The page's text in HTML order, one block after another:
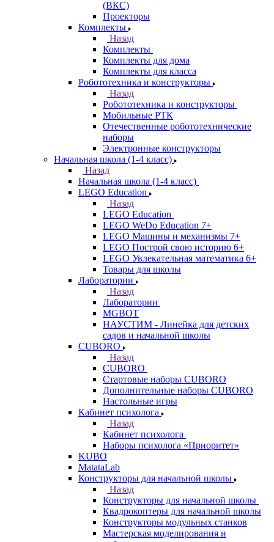
(ВКС)
Проекторы
Комплекты
Назад
Комплекты
Комплекты для дома
Комплекты для класса
Робототехника и конструкторы
Назад
Робототехника и конструкторы
Мобильные РТК
Отечественные робототехнические
наборы
Электронные конструкторы
Начальная школа (1-4 класс)
Назад
Начальная школа (1-4 класс)
LEGO Education
Назад
LEGO Education
LEGO WeDo Education 7+
LEGO Машины и механизмы 7+
LEGO Построй свою историю 6+
LEGO Увлекательная математика 6+
Товары для школы
Лаборатории
Назад
Лаборатории
MGBOT
НАУСТИМ - Линейка для детских
садов и начальной школы
CUBORO
Назад
CUBORO
Стартовые наборы CUBORO
Дополнительные наборы CUBORO
Настольные игры
Кабинет психолога
Назад
Кабинет психолога
Наборы психолога «Приоритет»
KUBO
MatataLab
Конструкторы для начальной школы
Назад
Конструкторы для начальной школы
Квадрокоптеры для начальной школы
Конструкторы модульных станков
Мастерская моделирования и